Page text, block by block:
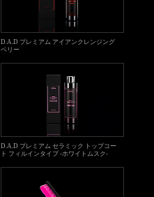
D.A.D プレミアム アイアンクレンジング
ベリー
D.A.D プレミアム セラミック トップコー
ト フィルインタイプ -ホワイトムスク-